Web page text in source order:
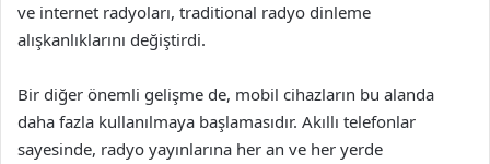
ve internet radyoları, traditional radyo dinleme
alışkanlıklarını değiştirdi.
Bir diğer önemli gelişme de, mobil cihazların bu alanda
daha fazla kullanılmaya başlamasıdır. Akıllı telefonlar
sayesinde, radyo yayınlarına her an ve her yerde